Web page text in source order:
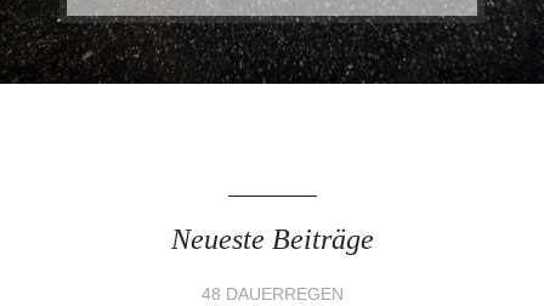
Neueste Beiträge
48 DAUERREGEN